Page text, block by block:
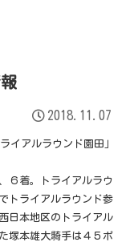
2018.11.07
イアルラウンド園田」
６着。トライアルラウ
トライアルラウンド参
日本地区のトライアル
塚本雄大騎手は４５ポ